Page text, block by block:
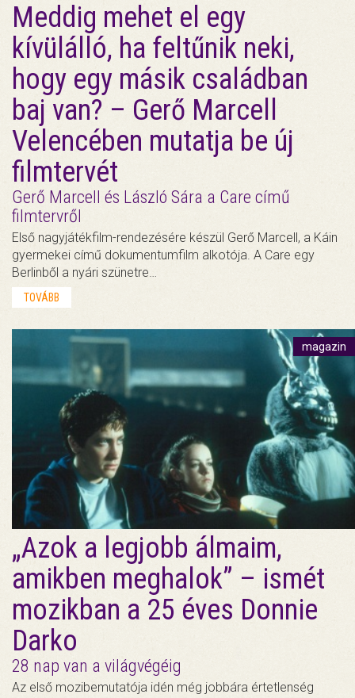
Meddig mehet el egy
kívülálló, ha feltűnik neki,
hogy egy másik családban
baj van? – Gerő Marcell
Velencében mutatja be új
filmtervét
Gerő Marcell és László Sára a Care című
filmtervről
Első nagyjátékfilm-rendezésére készül Gerő Marcell, a Káin
gyermekei című dokumentumfilm alkotója. A Care egy
Berlinből a nyári szünetre…
TOVÁBB
magazin
„Azok a legjobb álmaim,
amikben meghalok” – ismét
mozikban a 25 éves Donnie
Darko
28 nap van a világvégéig
Az első mozibemutatója idén még jobbára értetlenség